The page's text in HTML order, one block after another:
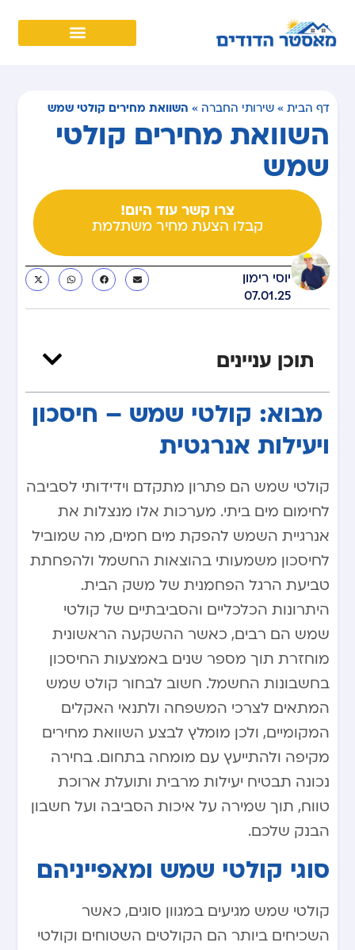
דף הבית »שירותי החברה » השוואת מחירים קולטי שמש
השוואת מחירים קולטי
שמש
צרו קשר עוד היום!
קבלו הצעת מחיר משתלמת
יוסי רימון
07.01.25
תוכן עניינים
​ ​מבוא: קולטי שמש – חיסכון
ויעילות אנרגטית
קולטי שמש הם פתרון מתקדם וידידותי לסביבה
לחימום מים ביתי. מערכות אלו מנצלות את
אנרגיית השמש להפקת מים חמים, מה שמוביל
לחיסכון משמעותי בהוצאות החשמל ולהפחתת
טביעת הרגל הפחמנית של משק הבית.
היתרונות הכלכליים והסביבתיים של קולטי
שמש הם רבים, כאשר ההשקעה הראשונית
מוחזרת תוך מספר שנים באמצעות החיסכון
בחשבונות החשמל. חשוב לבחור קולט שמש
המתאים לצרכי המשפחה ולתנאי האקלים
המקומיים, ולכן מומלץ לבצע השוואת מחירים
מקיפה ולהתייעץ עם מומחה בתחום. בחירה
נכונה תבטיח יעילות מרבית ותועלת ארוכת
טווח, תוך שמירה על איכות הסביבה ועל חשבון
הבנק שלכם.
סוגי קולטי שמש ומאפייניהם
קולטי שמש מגיעים במגוון סוגים, כאשר
השכיחים ביותר הם הקולטים השטוחים וקולטי